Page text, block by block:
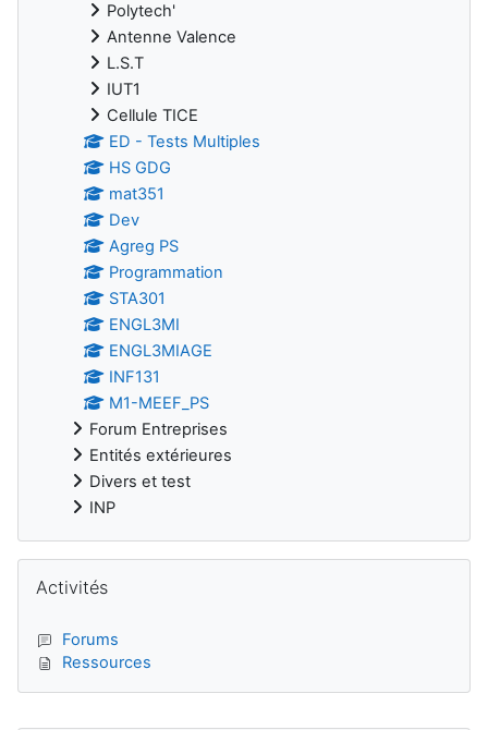
Polytech'
Antenne Valence
L.S.T
IUT1
Cellule TICE
ED - Tests Multiples
HS GDG
mat351
Dev
Agreg PS
Programmation
STA301
ENGL3MI
ENGL3MIAGE
INF131
M1-MEEF_PS
Forum Entreprises
Entités extérieures
Divers et test
INP
Activités
Forums
Ressources